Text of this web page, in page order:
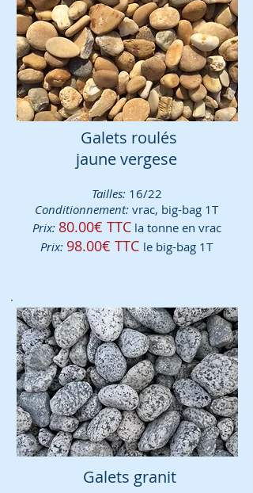
Galets roulés
jaune vergese
Tailles:16/22
Conditionnement: vrac, big-bag 1T
Prix: 80.00€ TTC la tonne en vrac
Prix: 98.00€ TTC le big-bag 1T
Galets granit